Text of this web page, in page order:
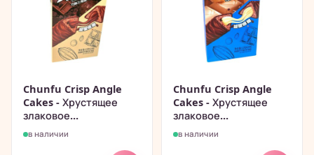
Chunfu Crisp Angle
Cakes - Хрустящее
злаковое...
в наличии
Chunfu Crisp Angle
Cakes - Хрустящее
злаковое...
в наличии